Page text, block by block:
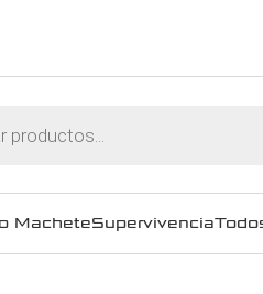
MacheteSupervivencia